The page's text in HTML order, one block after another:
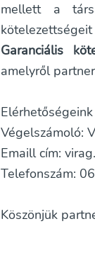
mellett a
Garanciális
amelyről
Végelszámoló:
Emaill cím:
Telefonszám:
Köszönjük